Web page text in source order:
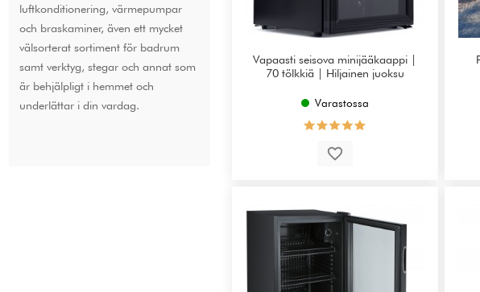
luftkonditionering, värmepumpar
och braskaminer, även ett mycket
välsorterat sortiment för badrum
samt verktyg, stegar och annat som
är behjälpligt i hemmet och
underlättar i din vardag.
Vapaasti seisova minijääkaappi |
70 tölkkiä | Hiljainen juoksu
Varastossa